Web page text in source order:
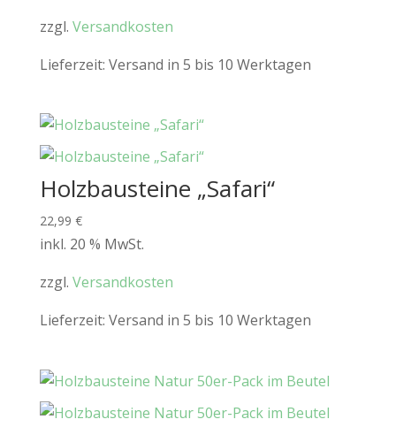
zzgl. Versandkosten
Lieferzeit: Versand in 5 bis 10 Werktagen
Holzbausteine „Safari“
22,99 €
inkl. 20 % MwSt.
zzgl. Versandkosten
Lieferzeit: Versand in 5 bis 10 Werktagen